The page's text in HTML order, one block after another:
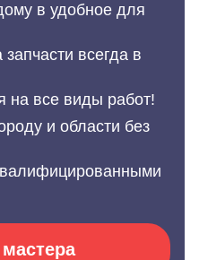
в удобное для
всегда в
на все виды работ!
и области без